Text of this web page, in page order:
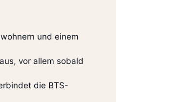
und einem
vor allem sobald
die BTS-